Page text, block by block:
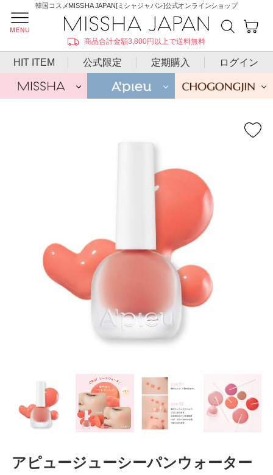
韓国コスメMISSHA JAPAN[ミシャジャパン]公式オンラインショップ
商品合計金額3,800円以上で送料無料
HIT ITEM 公式限定 定期購入 ログイン
アピュージューシーパンウォーター